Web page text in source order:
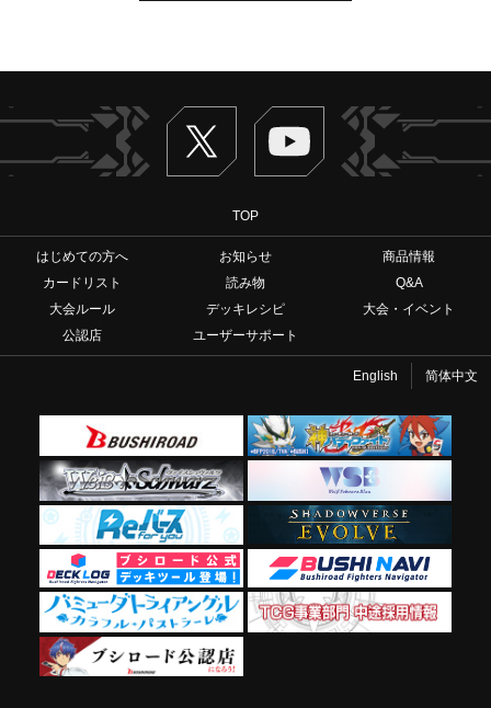
Twitter ヴァンガードch
TOP
はじめての方へ お知らせ
商品情報
カードリスト
読み物
Q&A
大会ルール
デッキレシピ
大会・イベント
公認店
ユーザーサポート
English 简体中文